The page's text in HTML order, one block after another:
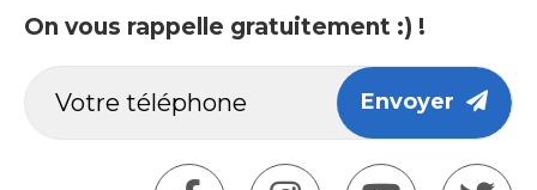
On vous rappelle gratuitement :) !
Envoyer